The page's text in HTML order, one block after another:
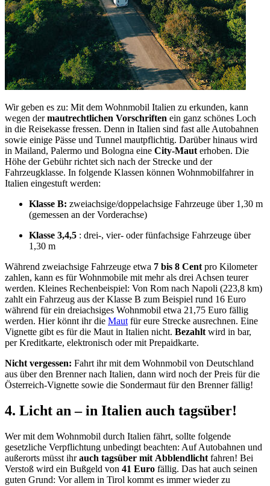
Wir geben es zu: Mit dem Wohnmobil Italien zu erkunden, kann
wegen dermautrechtlichen Vorschriften ein ganz schönes Loch
in die Reisekasse fressen. Denn in Italien sind fast alle Autobahnen
sowie einige Pässe und Tunnel mautpflichtig. Darüber hinaus wird
in Mailand, Palermo und Bologna eine City-Maut erhoben. Die
Höhe der Gebühr richtet sich nach der Strecke und der
Fahrzeugklasse. In folgende Klassen können Wohnmobilfahrer in
Italien eingestuft werden:
Klasse B: zweiachsige/doppelachsige Fahrzeuge über 1,30 m
(gemessen an der Vorderachse)
Klasse 3,4,5 : drei-, vier- oder fünfachsige Fahrzeuge über
1,30 m
Während zweiachsige Fahrzeuge etwa 7 bis 8 Cent pro Kilometer
zahlen, kann es für Wohnmobile mit mehr als drei Achsen teurer
werden. Kleines Rechenbeispiel: Von Rom nach Napoli (223,8 km)
zahlt ein Fahrzeug aus der Klasse B zum Beispiel rund 16 Euro
während für ein dreiachsiges Wohnmobil etwa 21,75 Euro fällig
werden. Hier könnt ihr die Maut für eure Strecke ausrechnen. Eine
Vignette gibt es für die Maut in Italien nicht. Bezahlt wird in bar,
per Kreditkarte, elektronisch oder mit Prepaidkarte.
Nicht vergessen: Fahrt ihr mit dem Wohnmobil von Deutschland
aus über den Brenner nach Italien, dann wird noch der Preis für die
Österreich-Vignette sowie die Sondermaut für den Brenner fällig!
4. Licht an – in Italien auch tagsüber!
Wer mit dem Wohnmobil durch Italien fährt, sollte folgende
gesetzliche Verpflichtung unbedingt beachten: Auf Autobahnen und
außerorts müsst ihrauch tagsüber mit Abblendlicht fahren! Bei
Verstoß wird ein Bußgeld von 41 Euro fällig. Das hat auch seinen
guten Grund: Vor allem in Tirol kommt es immer wieder zu